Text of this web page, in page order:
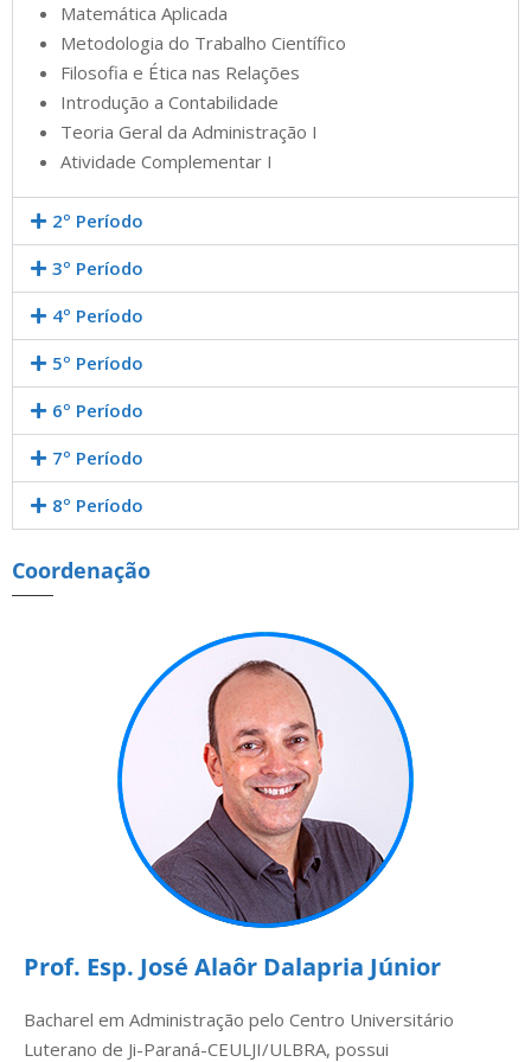
Matemática Aplicada
Metodologia do Trabalho Científico
Filosofia e Ética nas Relações
Introdução a Contabilidade
Teoria Geral da Administração I
Atividade Complementar I
2º Período
3º Período
4º Período
5º Período
6º Período
7º Período
8º Período
Coordenação
Prof. Esp. José Alaôr Dalapria Júnior
Bacharel em Administração pelo Centro Universitário
Luterano de Ji-Paraná-CEULJI/ULBRA, possui